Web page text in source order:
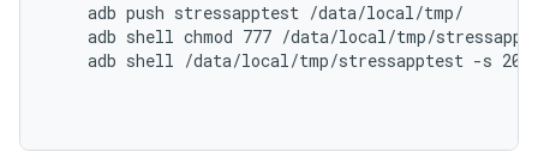
    adb push stressapptest /data/local/tmp/
adb shell chmod 777 /data/local/tmp/
adb shell /data/local/tmp/stressapptest -s 20